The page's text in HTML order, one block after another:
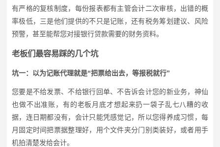
有严格的复核制度，每份报表都有主管会计二次审核，出错的概
率极低，三是他们提供的不只是记账，还有税务筹划建议、风险
预警，甚至能帮您对接银行贷款需要的财务资料。
老板们最容易踩的几个坑
坑一：以为记账代理就是“把票给出去，等报税就行”
您要是不给发票、不给银行回单、不告诉会计您的新业务，神仙
也做不出准账，有的老板月底才想起来扔一袋子乱七八糟的收
据，连日期都没有，会计只能凭感觉记，所以您得养成习惯，每
月固定时间把票据整理好，用个文件夹分门别类装好，或者用手
机拍清楚发给会计。